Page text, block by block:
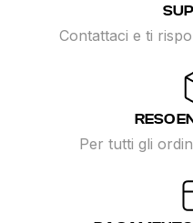
Contattaci e ti
RESO
Per tutti gli